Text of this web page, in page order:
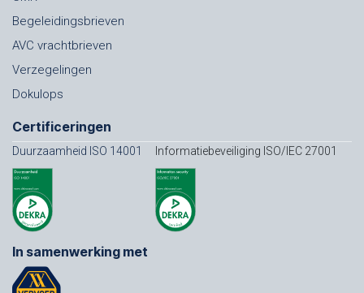
Begeleidingsbrieven
AVC vrachtbrieven
Verzegelingen
Dokulops
Certificeringen
Duurzaamheid ISO 14001 Informatiebeveiliging ISO/IEC 27001
In samenwerking met